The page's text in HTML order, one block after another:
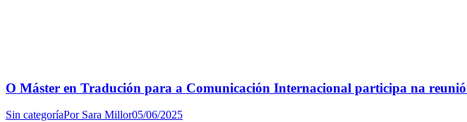
O Máster en Tradución para a Comunicación Internacional participa na
Sin categoríaPor Sara Millor05/06/2025